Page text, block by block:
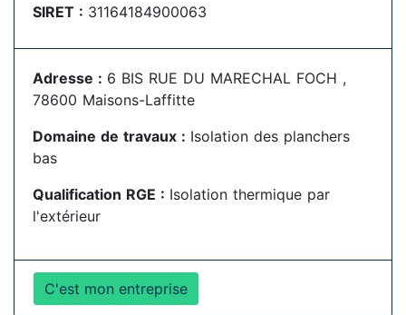
SIRET : 31164184900063
Adresse : 6 BIS RUE DU MARECHAL FOCH ,
78600 Maisons-Laffitte
Domaine de travaux : Isolation des planchers
bas
Qualification RGE : Isolation thermique par
l'extérieur
C'est mon entreprise